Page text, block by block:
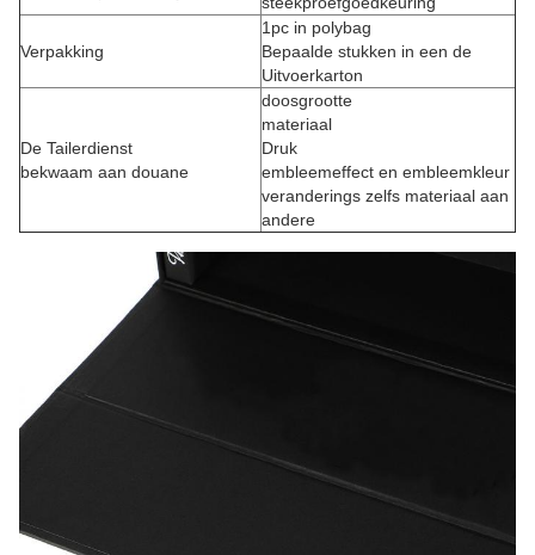
Verpakking
1pc in polybag
Bepaalde stukken in een de
Uitvoerkarton
De Tailerdienst
bekwaam aan douane
doosgrootte
materiaal
Druk
embleemeffect en embleemkleur
veranderings zelfs materiaal aan
andere